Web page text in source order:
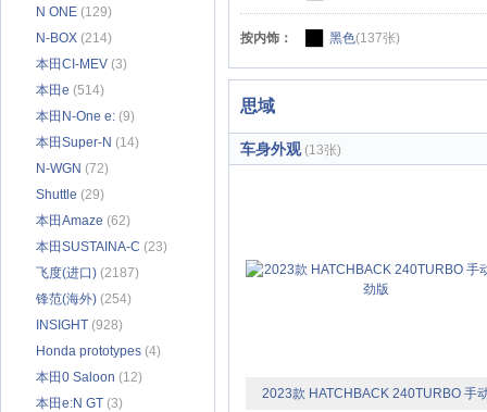
N ONE (129)
N-BOX (214)
本田CI-MEV (3)
本田e (514)
本田N-One e: (9)
本田Super-N (14)
N-WGN (72)
Shuttle (29)
本田Amaze (62)
本田SUSTAINA-C (23)
飞度(进口) (2187)
锋范(海外) (254)
INSIGHT (928)
Honda prototypes (4)
本田0 Saloon (12)
本田e:N GT (3)
按内饰： 黑色(137张)
思域
车身外观(13张)
2023款 HATCHBACK 240TURBO 手